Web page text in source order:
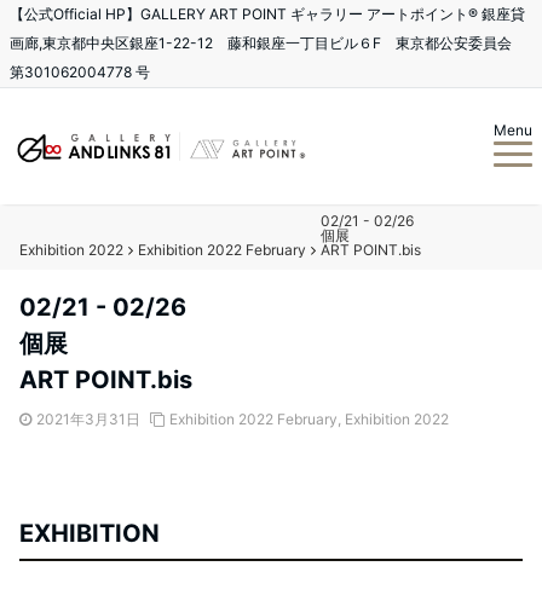
【公式Official HP】GALLERY ART POINT ギャラリー アートポイント®️ 銀座貸
画廊,東京都中央区銀座1-22-12 藤和銀座一丁目ビル６F 東京都公安委員会
第301062004778 号
Menu
Exhibition 2022 Exhibition 2022 February
02/21 - 02/26
個展
ART POINT.bis
02/21 - 02/26
個展
ART POINT.bis
2021年3月31日 Exhibition 2022 February, Exhibition 2022
EXHIBITION